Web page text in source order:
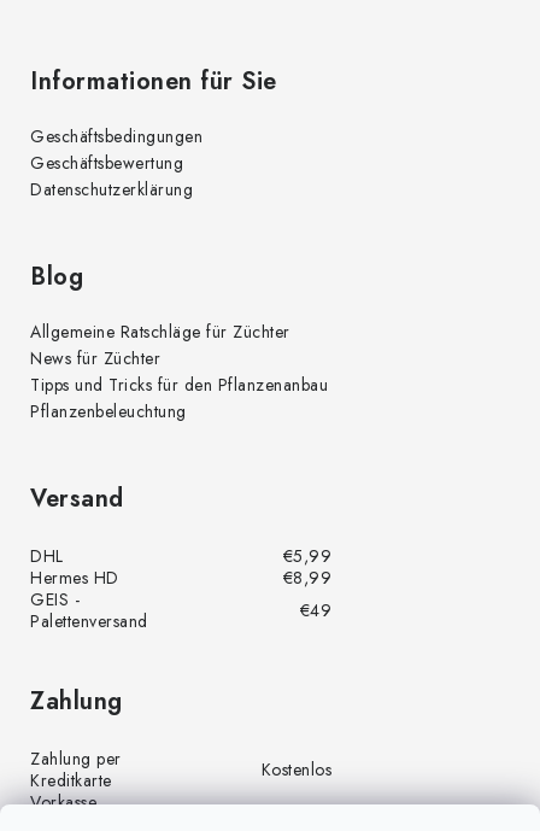
Informationen für Sie
Geschäftsbedingungen
Geschäftsbewertung
Datenschutzerklärung
Blog
Allgemeine Ratschläge für Züchter
News für Züchter
Tipps und Tricks für den Pflanzenanbau
Pflanzenbeleuchtung
Versand
DHL
€5,99
Hermes HD
€8,99
GEIS -
Palettenversand
€49
Zahlung
Zahlung per
Kreditkarte
Kostenlos
Vorkasse